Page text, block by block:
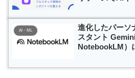
AI・ML
進化したパーソ
スタント
NotebookLM）